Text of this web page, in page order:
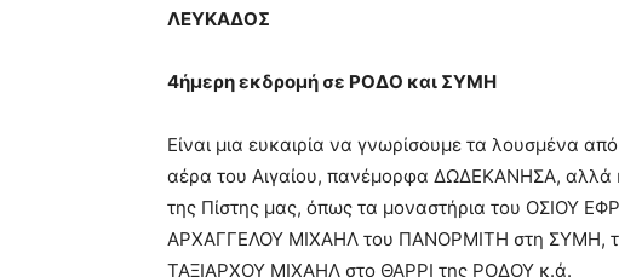
ΛΕΥΚΑΔΟΣ
4ήμερη εκδρομή σε ΡΟΔΟ και ΣΥΜΗ
Είναι μια ευκαιρία να γνωρίσουμε τα λουσμένα
αέρα του Αιγαίου, πανέμορφα ΔΩΔΕΚΑΝΗΣΑ, αλλά
της Πίστης μας, όπως τα μοναστήρια του ΟΣΙΟΥ
ΑΡΧΑΓΓΕΛΟΥ ΜΙΧΑΗΛ του ΠΑΝΟΡΜΙΤΗ στη ΣΥΜΗ,
ΤΑΞΙΑΡΧΟΥ ΜΙΧΑΗΛ στο ΘΑΡΡΙ της ΡΟΔΟΥ κ.ά.